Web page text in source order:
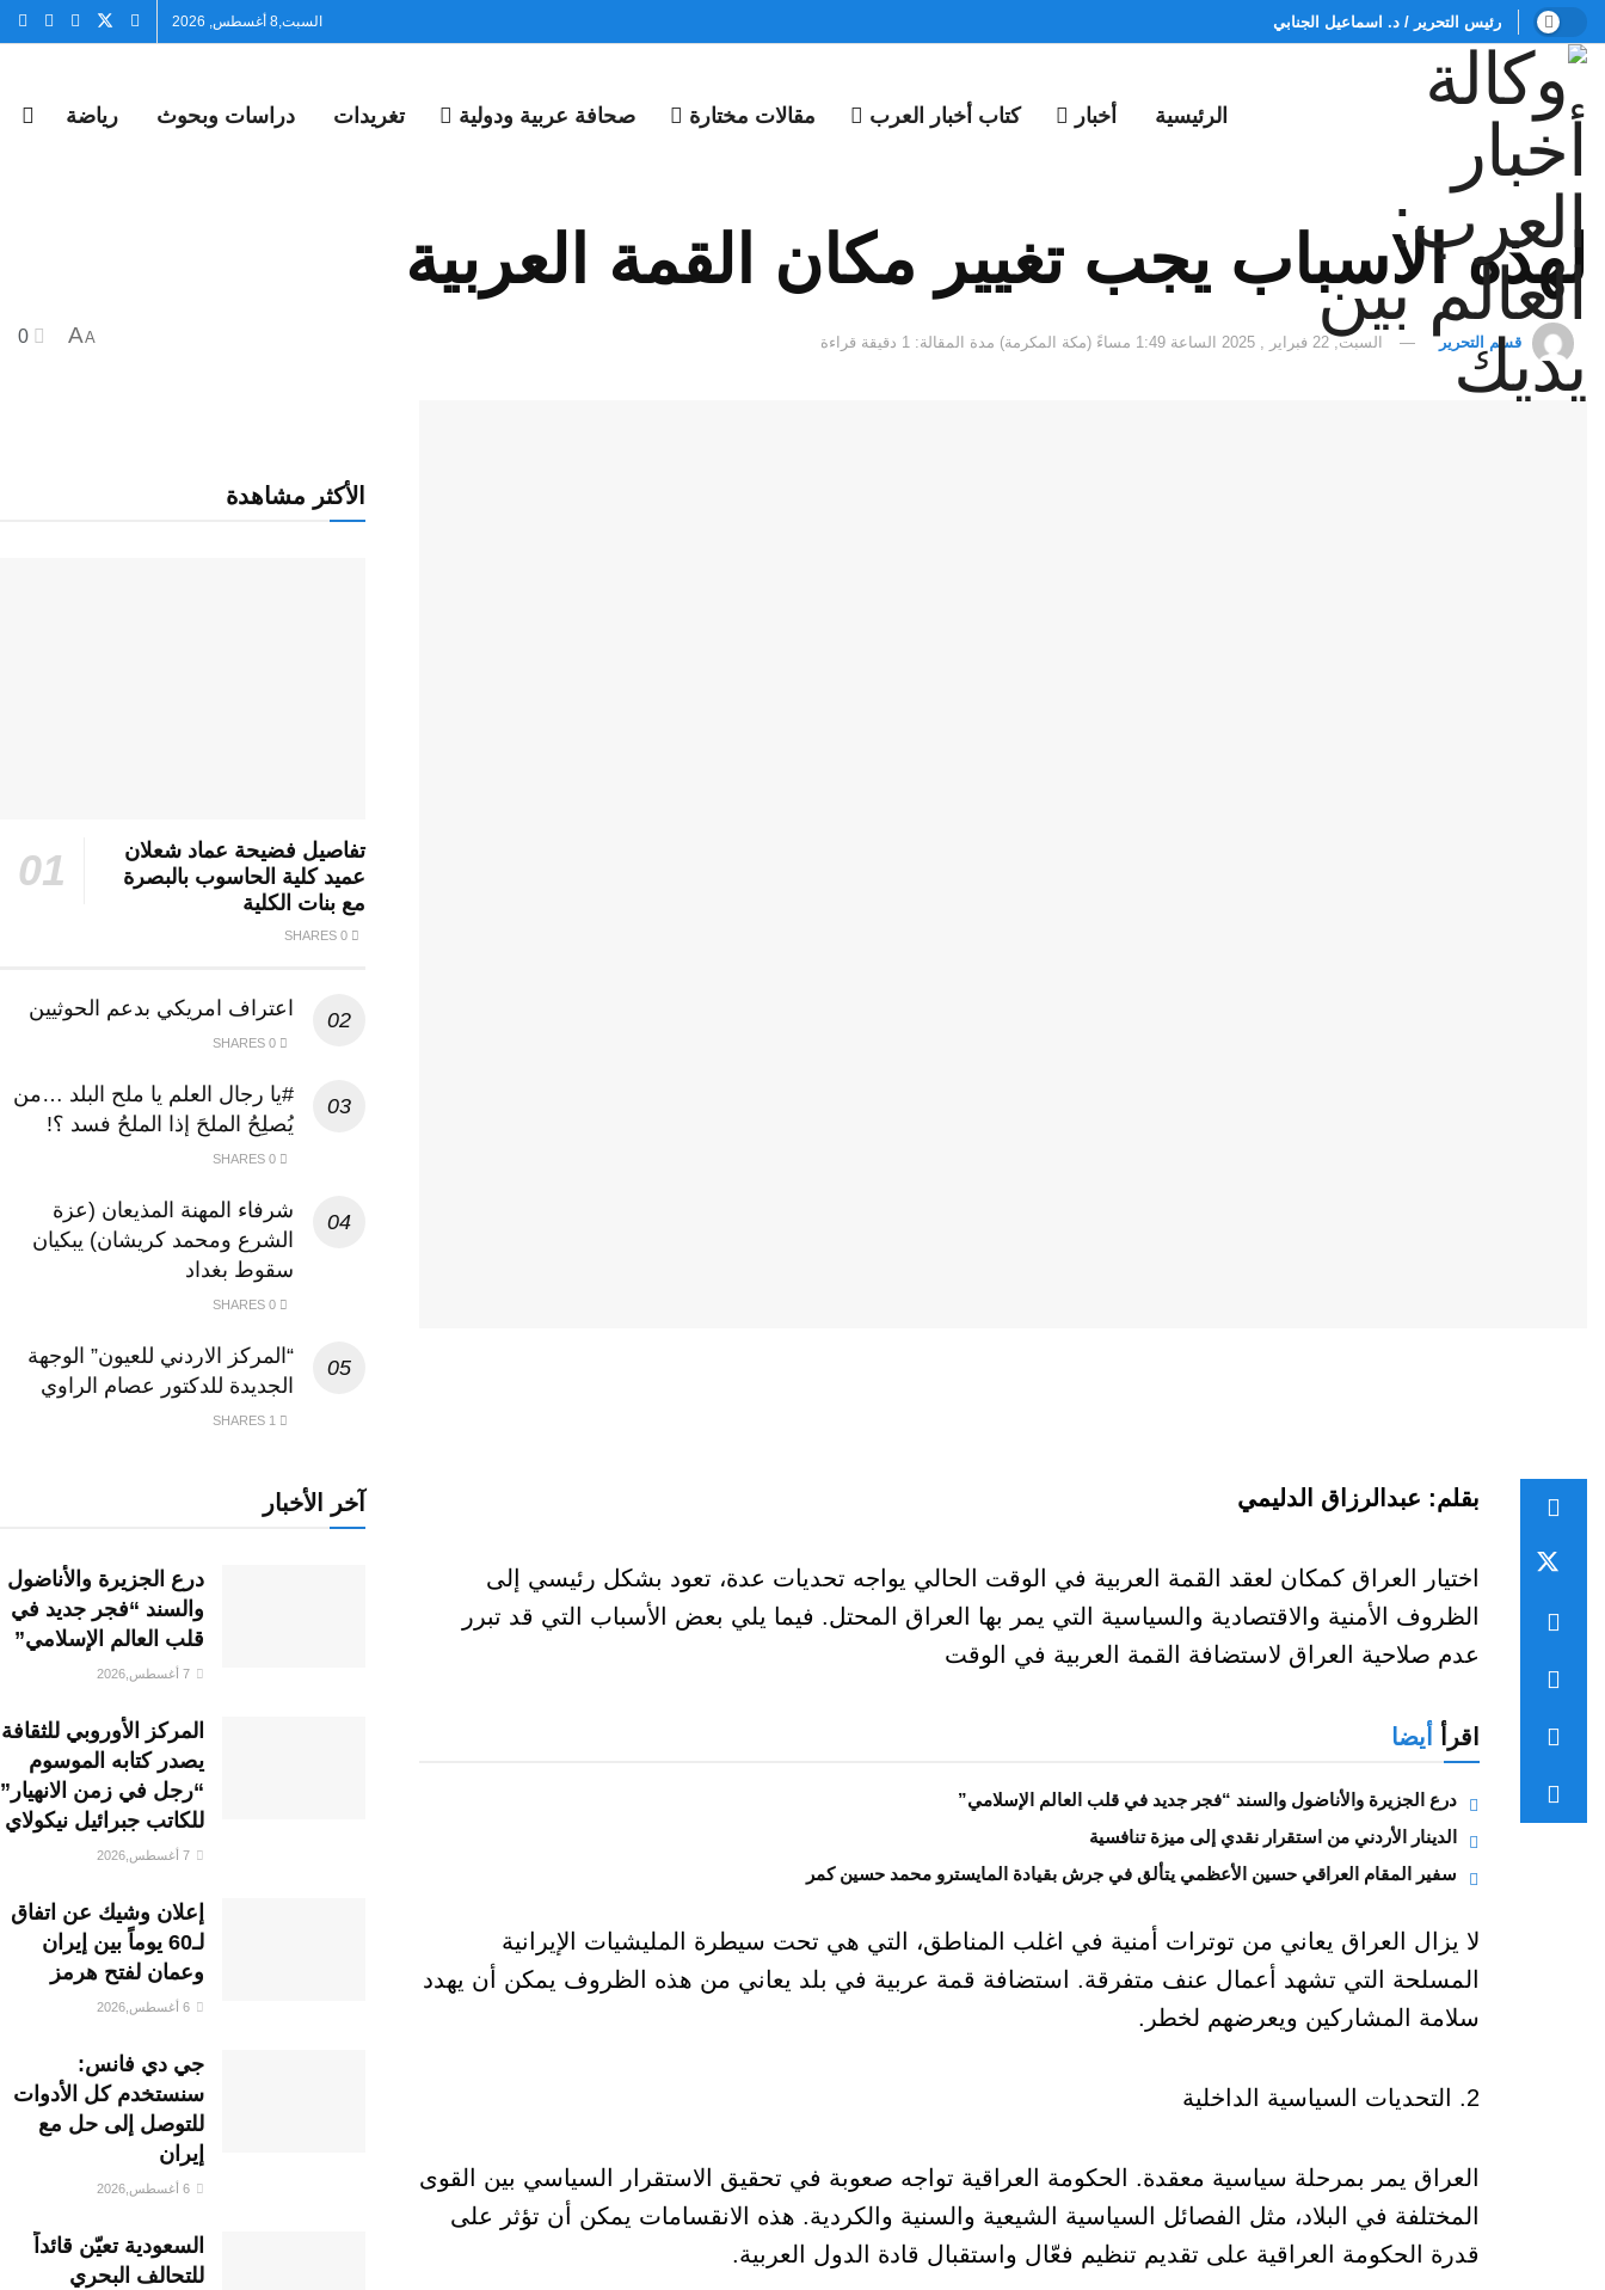
رئيس التحرير / د. اسماعيل الجنابي السبت,8 أغسطس, 2026
الرئيسية أخبار كتاب أخبار العرب مقالات مختارة صحافة عربية ودولية تغريدات دراسات وبحوث رياضة
لهذه الاسباب يجب تغيير مكان القمة العربية
قسم التحرير السبت, 22 فبراير , 2025 الساعة 1:49 مساءً (مكة المكرمة) مدة المقالة: 1 دقيقة قراءة A
A
بقلم: عبدالرزاق الدليمي
اختيار العراق كمكان لعقد القمة العربية في الوقت الحالي يواجه تحديات عدة، تعود بشكل رئيسي إلى
الظروف الأمنية والاقتصادية والسياسية التي يمر بها العراق المحتل. فيما يلي بعض الأسباب التي قد تبرر
عدم صلاحية العراق لاستضافة القمة العربية في الوقت
اقرأ أيضا
درع الجزيرة والأناضول والسند “فجر جديد في قلب العالم الإسلامي”
الدينار الأردني من استقرار نقدي إلى ميزة تنافسية
سفير المقام العراقي حسين الأعظمي يتألق في جرش بقيادة المايسترو محمد حسين كمر
لا يزال العراق يعاني من توترات أمنية في اغلب المناطق، التي هي تحت سيطرة المليشيات الإيرانية
المسلحة التي تشهد أعمال عنف متفرقة. استضافة قمة عربية في بلد يعاني من هذه الظروف يمكن أن يهدد
سلامة المشاركين ويعرضهم لخطر.
2. التحديات السياسية الداخلية
العراق يمر بمرحلة سياسية معقدة. الحكومة العراقية تواجه صعوبة في تحقيق الاستقرار السياسي بين القوى
المختلفة في البلاد، مثل الفصائل السياسية الشيعية والسنية والكردية. هذه الانقسامات يمكن أن تؤثر على
قدرة الحكومة العراقية على تقديم تنظيم فعّال واستقبال قادة الدول العربية.
الأكثر مشاهدة
تفاصيل فضيحة عماد شعلان
عميد كلية الحاسوب بالبصرة
مع بنات الكلية
اعتراف امريكي بدعم الحوثيين
#يا رجال العلم يا ملح البلد …من
يُصلِحُ الملحَ إذا الملحُ فسد ؟!
شرفاء المهنة المذيعان (عزة
الشرع ومحمد كريشان) يبكيان
سقوط بغداد
“المركز الاردني للعيون” الوجهة
الجديدة للدكتور عصام الراوي
آخر الأخبار
درع الجزيرة والأناضول
والسند “فجر جديد في
قلب العالم الإسلامي”
المركز الأوروبي للثقافة
يصدر كتابه الموسوم
“رجل في زمن الانهيار”
للكاتب جبرائيل نيكولاي
إعلان وشيك عن اتفاق
لـ60 يوماً بين إيران
وعمان لفتح هرمز
جي دي فانس:
سنستخدم كل الأدوات
للتوصل إلى حل مع
إيران
السعودية تعيّن قائداً
للتحالف البحري